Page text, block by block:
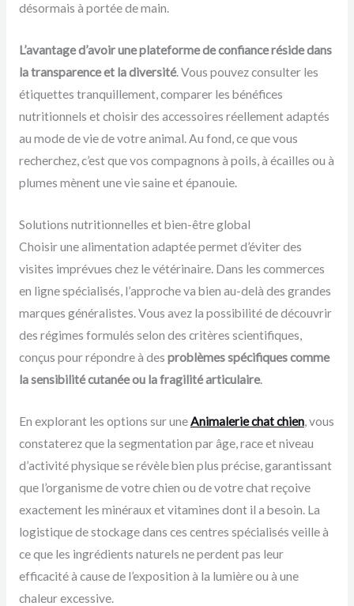
désormais à portée de main.
L’avantage d’avoir une plateforme de confiance réside dans
la transparence et la diversité. Vous pouvez consulter les
étiquettes tranquillement, comparer les bénéfices
nutritionnels et choisir des accessoires réellement adaptés
au mode de vie de votre animal. Au fond, ce que vous
recherchez, c’est que vos compagnons à poils, à écailles ou à
plumes mènent une vie saine et épanouie.
Solutions nutritionnelles et bien-être global
Choisir une alimentation adaptée permet d’éviter des
visites imprévues chez le vétérinaire. Dans les commerces
en ligne spécialisés, l’approche va bien au-delà des grandes
marques généralistes. Vous avez la possibilité de découvrir
des régimes formulés selon des critères scientifiques,
conçus pour répondre à des problèmes spécifiques comme
la sensibilité cutanée ou la fragilité articulaire.
En explorant les options sur uneAnimalerie chat chien, vous
constaterez que la segmentation par âge, race et niveau
d’activité physique se révèle bien plus précise, garantissant
que l’organisme de votre chien ou de votre chat reçoive
exactement les minéraux et vitamines dont il a besoin. La
logistique de stockage dans ces centres spécialisés veille à
ce que les ingrédients naturels ne perdent pas leur
efficacité à cause de l’exposition à la lumière ou à une
chaleur excessive.